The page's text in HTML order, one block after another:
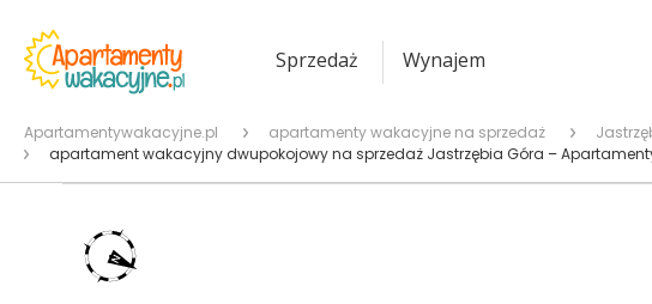
Sprzedaż Wynajem
Apartamentywakacyjne.pl apartamenty wakacyjne na sprzedaż
apartament wakacyjny dwupokojowy na sprzedaż Jastrzębia Góra –